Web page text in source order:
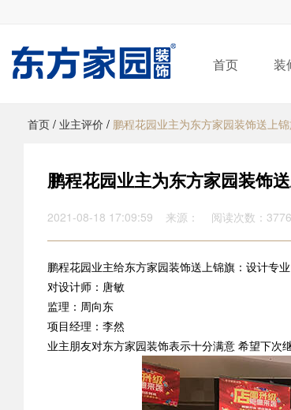
首页 装
首页 / 业主评价 / 鹏程花园业主为东方家园装饰送上
鹏程花园业主为东方家园装饰
2021-08-18 17:09:59 来源： 阅读次数：3776
鹏程花园业主给东方家园装饰送上锦旗：设计专
对设计师：唐敏
监理：周向东
项目经理：李然
业主朋友对东方家园装饰表示十分满意 希望下次